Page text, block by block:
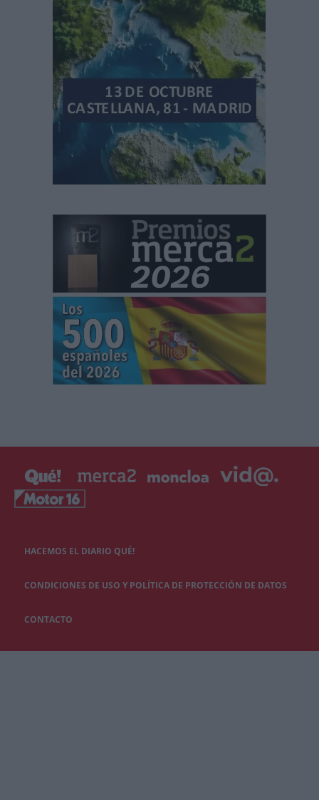
HACEMOS EL DIARIO QUÉ!
CONDICIONES DE USO Y POLÍTICA DE PROTECCIÓN DE DATOS
CONTACTO